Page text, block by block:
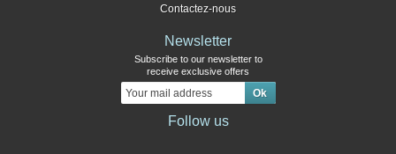
Contactez-nous
Newsletter
Subscribe to our newsletter to
receive exclusive offers
Follow us